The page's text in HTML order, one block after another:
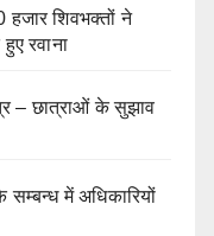
शिवभक्तों ने
रवाना
– छात्राओं के सुझाव
में अधिकारियों